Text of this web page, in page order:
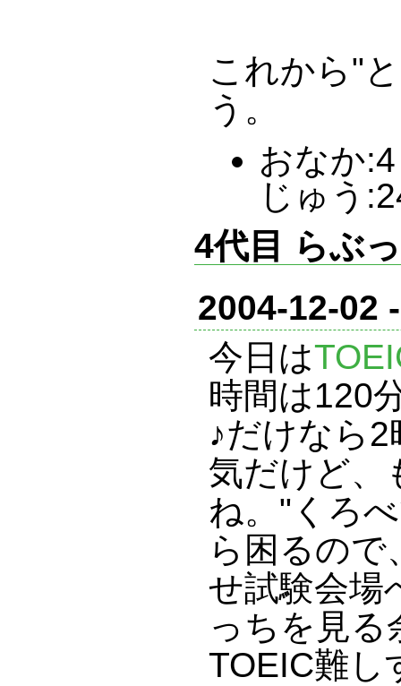
これから"
う。
おなか
じゅう
4代目 らぶ
2004-12-02
今日は
時間は120
♪だけなら
気だけど、
ね。"くろ
ら困るの
せ試験会場
っちを見る
TOEIC難し